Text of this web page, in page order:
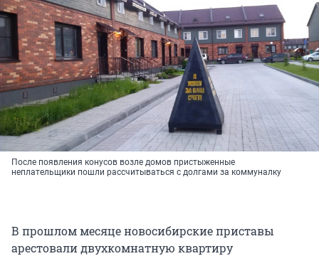
После появления конусов возле домов пристыженные
неплательщики пошли рассчитываться с долгами за коммуналку
В прошлом месяце новосибирские приставы
арестовали двухкомнатную квартиру